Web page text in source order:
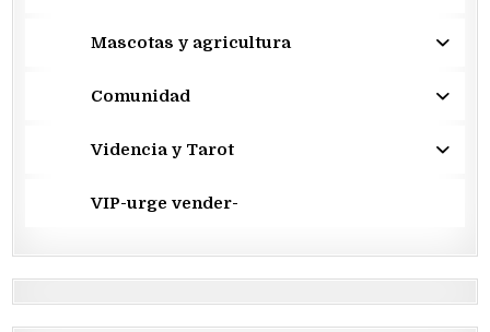
Mascotas y agricultura
Comunidad
Videncia y Tarot
VIP-urge vender-